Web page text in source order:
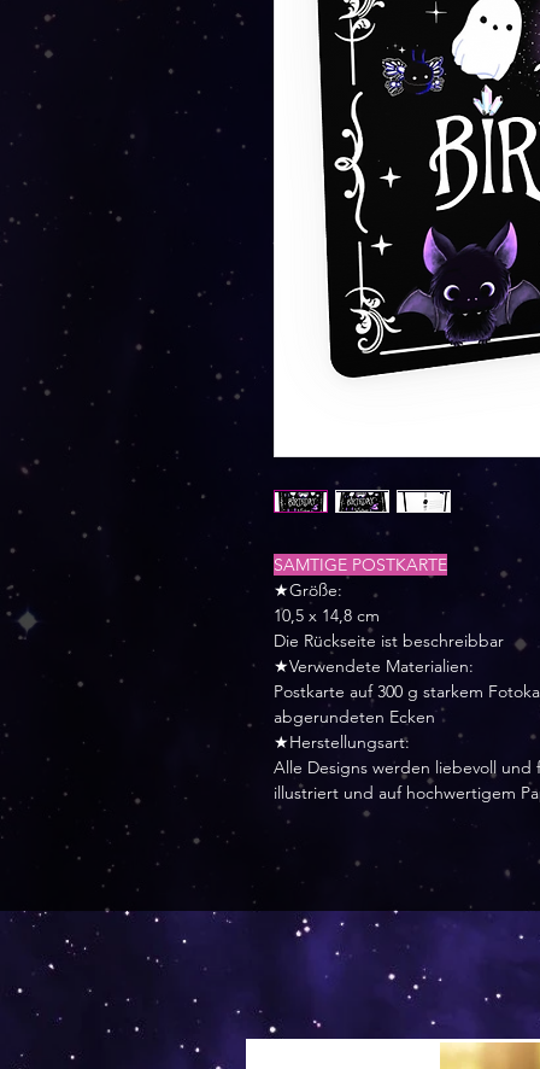
SAMTIGE POSTKARTE
★Größe:
10,5 x 14,8 cm
Die Rückseite ist beschreibbar
★Verwendete Materialien:
Postkarte auf 300 g starkem
abgerundeten Ecken
★Herstellungsart:
Alle Designs werden liebevoll
illustriert und auf hochwertigem